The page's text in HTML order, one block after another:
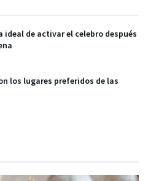
ideal de activar el celebro después
los lugares preferidos de las